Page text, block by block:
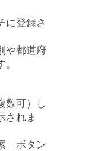
に登録さ
や都道府
数可）し
されま
」ボタン